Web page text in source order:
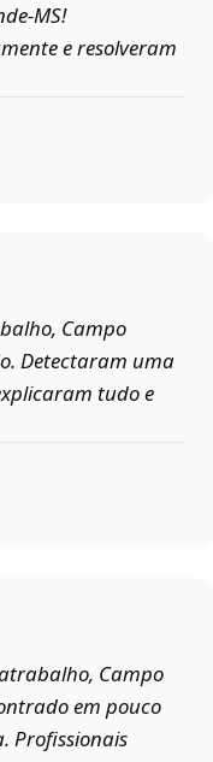
e resolveram
Campo
Detectaram uma
tudo e
Campo
em pouco
Profissionais